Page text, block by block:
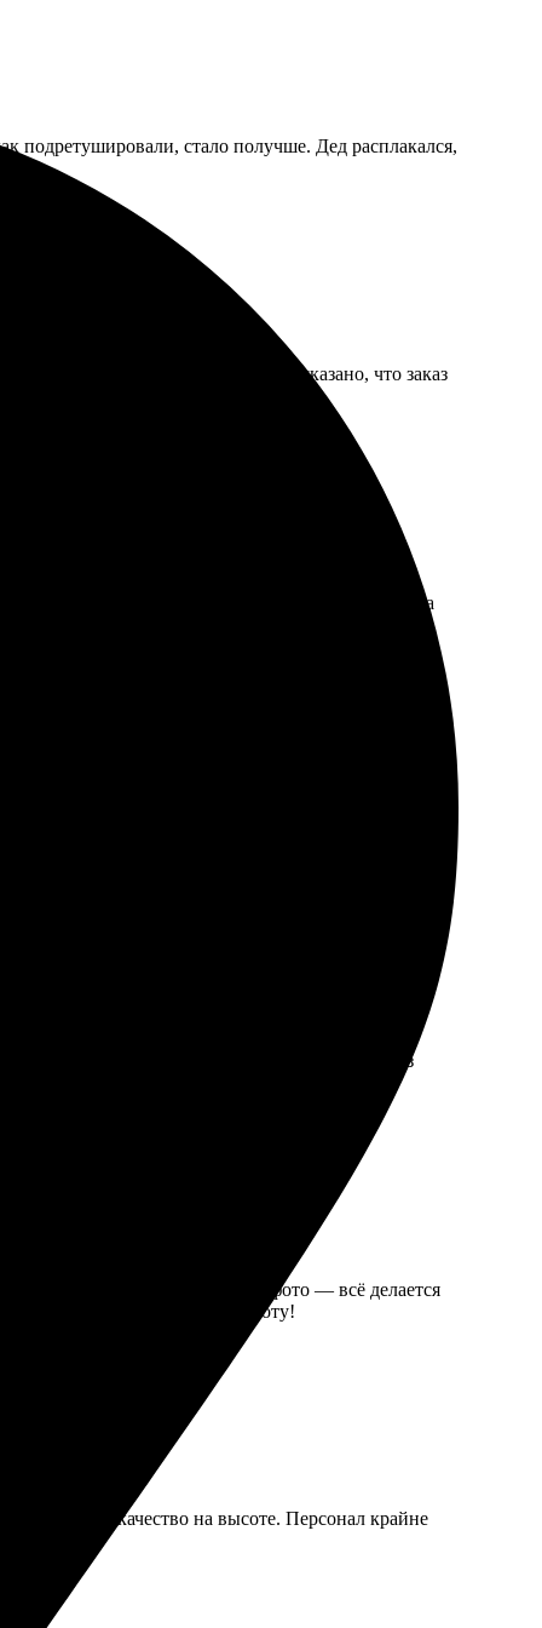
подретушировали, стало получше. Дед расплакался,
пять дней, хотя на сайте было указано, что заказ
высоте, всё выглядит шикарно. Доставка пришла
свои моменты.
Доставили быстро, сделали хорошо. Приятно
яркие, детали четкие. Доставили быстро, без
кто ценит детали.
выбрала макеты, загрузила фото — всё делается
Спасибо за отличную работу!
вовремя, качество на высоте. Персонал крайне